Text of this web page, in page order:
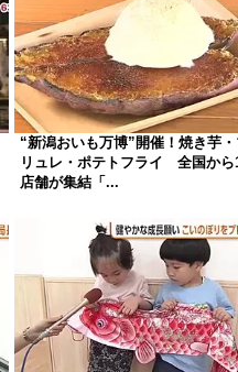
“新潟おいも万博”開催！焼き芋
リュレ・ポテトフライ 全国から
店舗が集結「...